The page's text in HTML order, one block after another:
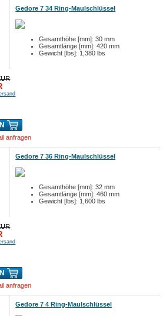
Gedore 7 34 Ring-Maulschlüssel
Gesamthöhe [mm]: 30 mm
Gesamtlänge [mm]: 420 mm
Gewicht [lbs]: 1,380 lbs
anfragen
Gedore 7 36 Ring-Maulschlüssel
Gesamthöhe [mm]: 32 mm
Gesamtlänge [mm]: 460 mm
Gewicht [lbs]: 1,600 lbs
anfragen
Gedore 7 4 Ring-Maulschlüssel